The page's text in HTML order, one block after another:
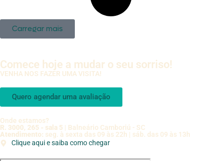
Carregar mais
Comece hoje a mudar o seu sorriso!
VENHA NOS FAZER UMA VISITA!
Quero agendar uma avaliação
Onde estamos?
R. 3000, 265 - sala 5 | Balneário Camboriú - SC
Atendimento: seg. à sexta das 09 às 22h | sáb. das 09 às 13h
Clique aqui e saiba como chegar